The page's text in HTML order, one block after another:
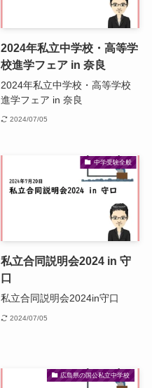
2024年私立中学校・高等学
校進学フェア in 奈良
2024年私立中学校・高等学校
進学フェア in 奈良
2024/07/05
中学受験全般
私立合同説明会2024 in 守
口
私立合同説明会2024in守口
2024/07/05
広島県の国公私立中学校